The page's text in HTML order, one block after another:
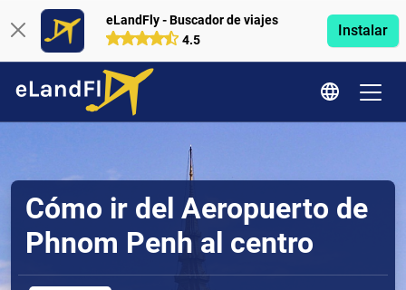
eLandFly - Buscador de viajes
4.5
Instalar
Cómo ir del Aeropuerto de
Phnom Penh al centro